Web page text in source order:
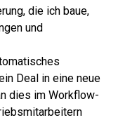
die ich baue,
und
Deal in eine neue
dies im Workflow-